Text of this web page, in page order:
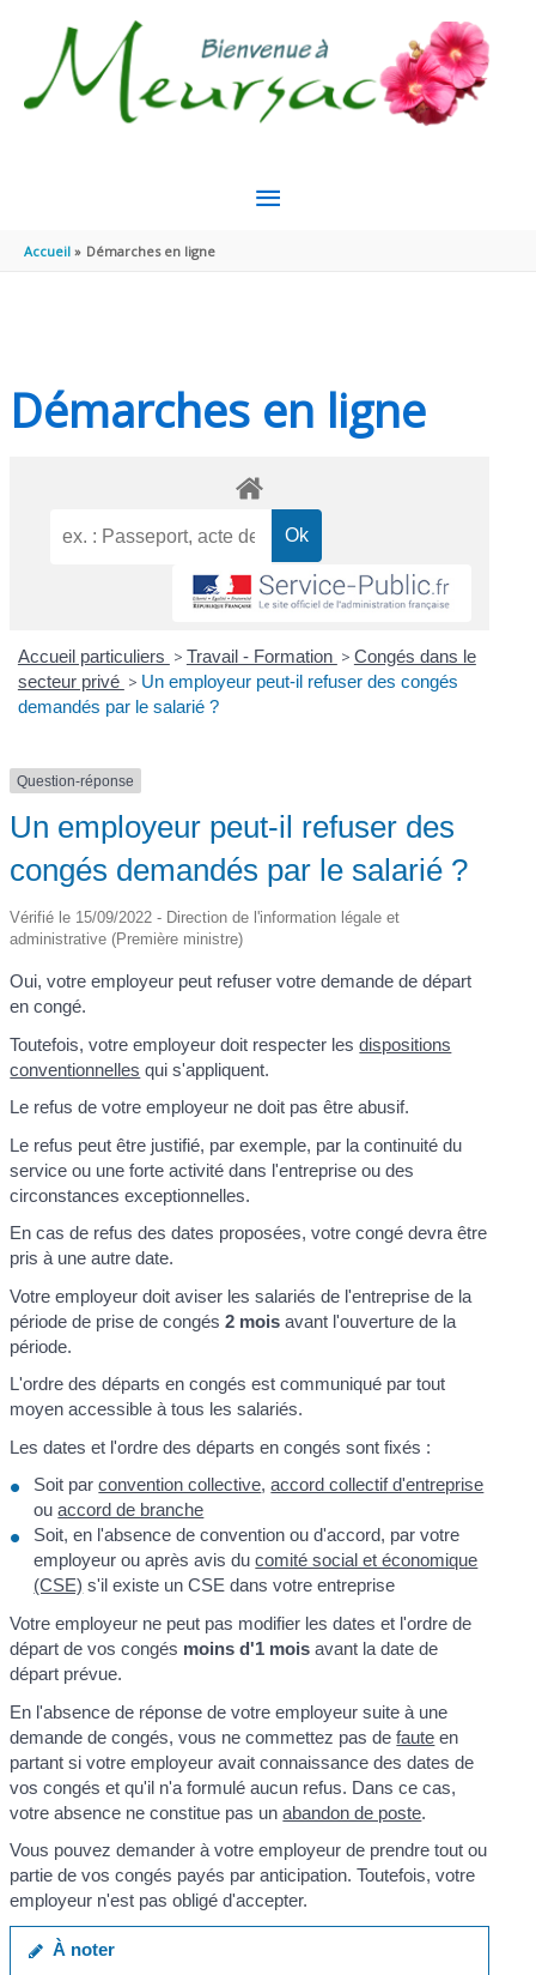
MENU
Accueil Démarches en ligne
Démarches en ligne
Accueil particuliers > Travail - Formation > Congés dans le
secteur privé > Un employeur peut-il refuser des congés
demandés par le salarié ?
Question-réponse
Un employeur peut-il refuser des
congés demandés par le salarié ?
Vérifié le 15/09/2022 - Direction de l'information légale et
administrative (Première ministre)
Oui, votre employeur peut refuser votre demande de départ
en congé.
Toutefois, votre employeur doit respecter lesdispositions
conventionnelles qui s'appliquent.
Le refus de votre employeur ne doit pas être abusif.
Le refus peut être justifié, par exemple, par la continuité du
service ou une forte activité dans l'entreprise ou des
circonstances exceptionnelles.
En cas de refus des dates proposées, votre congé devra être
pris à une autre date.
Votre employeur doit aviser les salariés de l'entreprise de la
période de prise de congés2 mois avant l'ouverture de la
période.
L'ordre des départs en congés est communiqué par tout
moyen accessible à tous les salariés.
Les dates et l'ordre des départs en congés sont fixés :
Soit parconvention collective,accord collectif d'entreprise
ouaccord de branche
Soit, en l'absence de convention ou d'accord, par votre
employeur ou après avis ducomité social et économique
(CSE) s'il existe un CSE dans votre entreprise
Votre employeur ne peut pas modifier les dates et l'ordre de
départ de vos congés moins d'1 mois avant la date de
départ prévue.
En l'absence de réponse de votre employeur suite à une
demande de congés, vous ne commettez pas defaute en
partant si votre employeur avait connaissance des dates de
vos congés et qu'il n'a formulé aucun refus. Dans ce cas,
votre absence ne constitue pas unabandon de poste.
Vous pouvez demander à votre employeur de prendre tout ou
partie de vos congés payés par anticipation. Toutefois, votre
employeur n'est pas obligé d'accepter.
À noter